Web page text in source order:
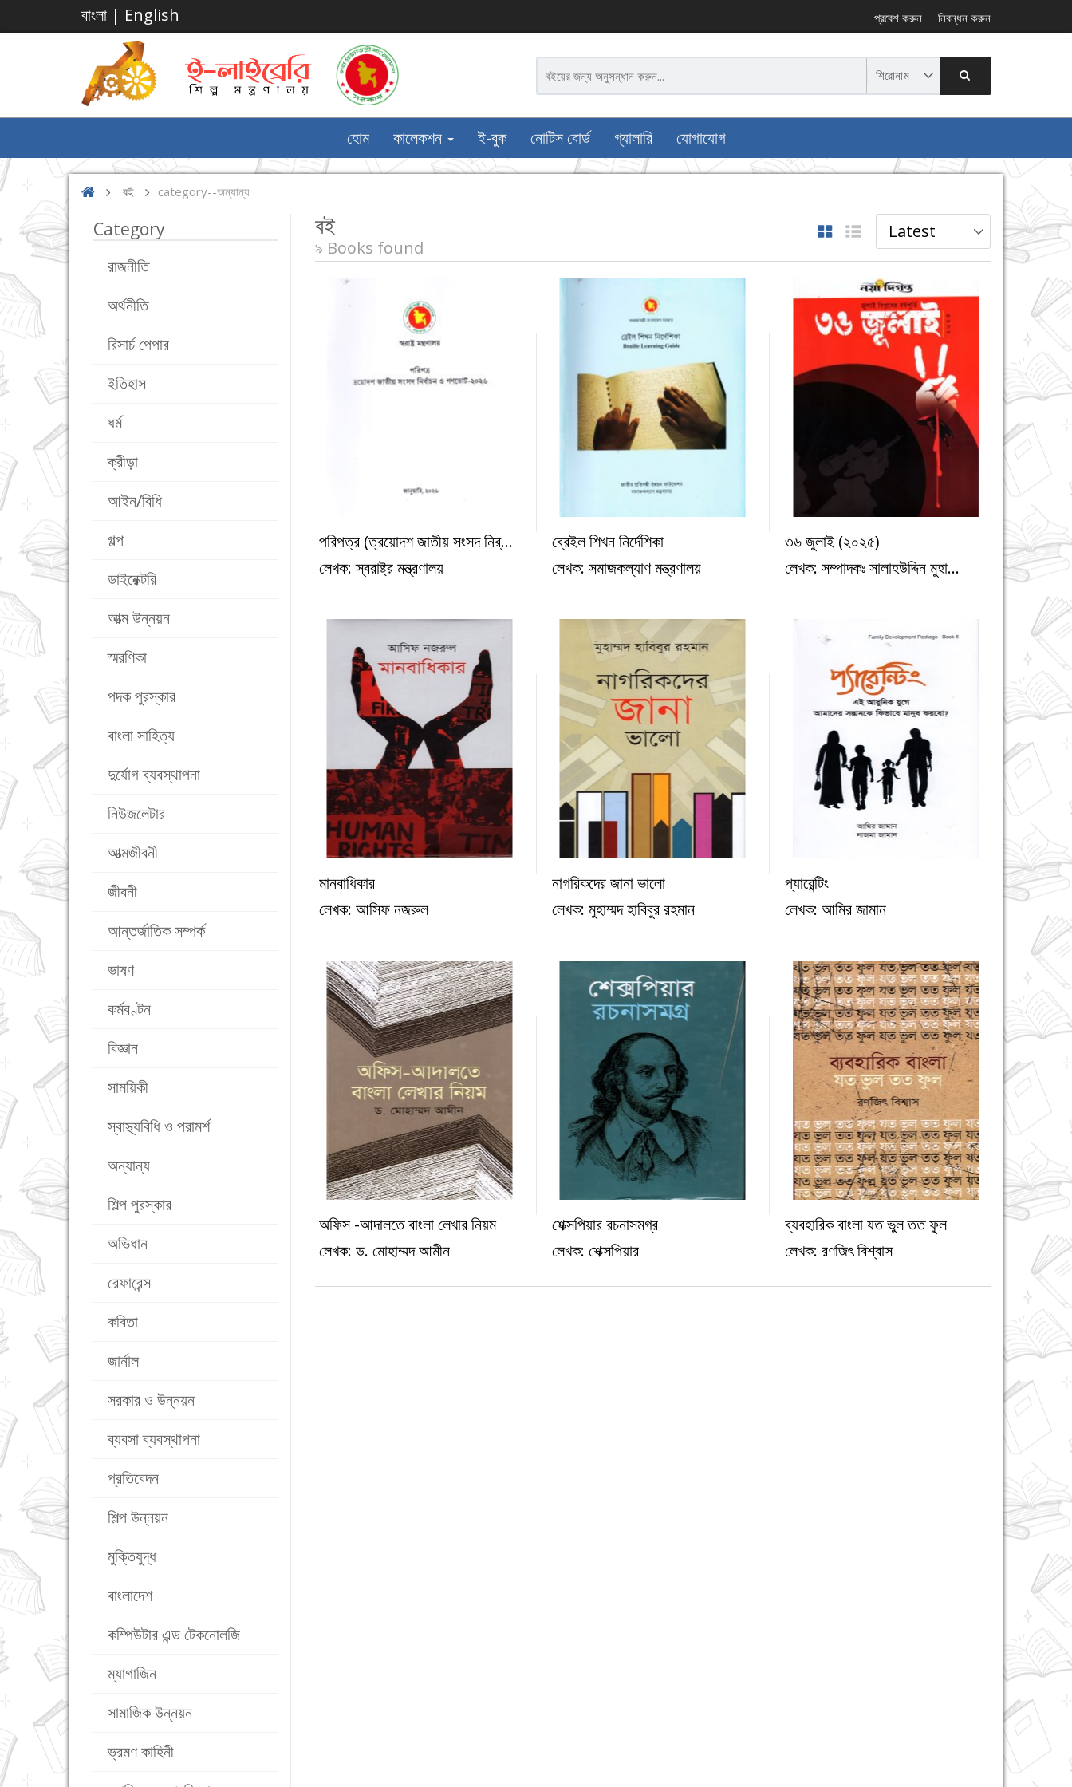
বাংলা | English প্রবেশ করুন নিবন্ধন করুন
হোম কালেকশন ই-বুক নোটিস বোর্ড গ্যালারি যোগাযোগ
বই category--অন্যান্য
Category
রাজনীতি
অর্থনীতি
রিসার্চ পেপার
ইতিহাস
ধর্ম
ক্রীড়া
আইন/বিধি
গল্প
ডাইরেক্টরি
আত্ম উন্নয়ন
স্মরণিকা
পদক পুরস্কার
বাংলা সাহিত্য
দুর্যোগ ব্যবস্থাপনা
নিউজলেটার
আত্মজীবনী
জীবনী
আন্তর্জাতিক সম্পর্ক
ভাষণ
কর্মবণ্টন
বিজ্ঞান
সাময়িকী
স্বাস্থ্যবিধি ও পরামর্শ
অন্যান্য
শিল্প পুরস্কার
অভিধান
রেফারেন্স
কবিতা
জার্নাল
সরকার ও উন্নয়ন
ব্যবসা ব্যবস্থাপনা
প্রতিবেদন
শিল্প উন্নয়ন
মুক্তিযুদ্ধ
বাংলাদেশ
কম্পিউটার এন্ড টেকনোলজি
ম্যাগাজিন
সামাজিক উন্নয়ন
ভ্রমণ কাহিনী
বই
৯ Books found
পরিপত্র (ত্রয়োদশ জাতীয় সংসদ নির্...
লেখক: স্বরাষ্ট্র মন্ত্রণালয়
ব্রেইল শিখন নির্দেশিকা
লেখক: সমাজকল্যাণ মন্ত্রণালয়
অন্যান্য
৩৬ জুলাই (২০২৫)
লেখক: সম্পাদকঃ সালাহউদ্দিন মুহা...
অন্যান্য
মানবাধিকার
লেখক: আসিফ নজরুল
নাগরিকদের জানা ভালো
লেখক: মুহাম্মদ হাবিবুর রহমানঅন্যান্য
প্যারেন্টিং
লেখক: আমির জামান
অফিস -আদালতে বাংলা লেখার নিয়ম
লেখক: ড. মোহাম্মদ আমীনঅন্যান্য
শেক্সপিয়ার রচনাসমগ্র
লেখক: শেক্সপিয়ার
ব্যবহারিক বাংলা যত ভুল তত ফুল
লেখক: রণজিৎ বিশ্বাস